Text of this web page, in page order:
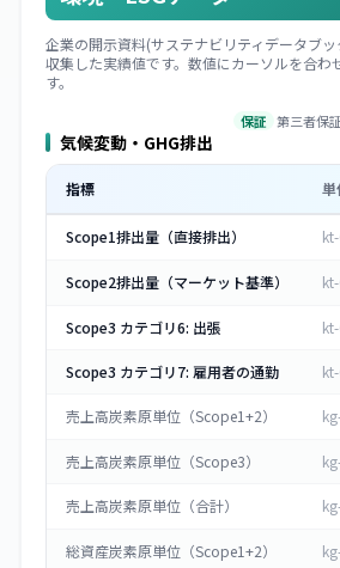
企業の開示資料(サステナビリティデータブ
収集した実績値です。数値にカーソルを合わ
す。
保証 第三者保
気候変動・GHG排出
指標 単
Scope1排出量（直接排出）
Scope2排出量（マーケット基準）
Scope3 カテゴリ6: 出張
Scope3 カテゴリ7: 雇用者の通勤
売上高炭素原単位（Scope1+2）
売上高炭素原単位（Scope3）
売上高炭素原単位（合計）
総資産炭素原単位（Scope1+2）